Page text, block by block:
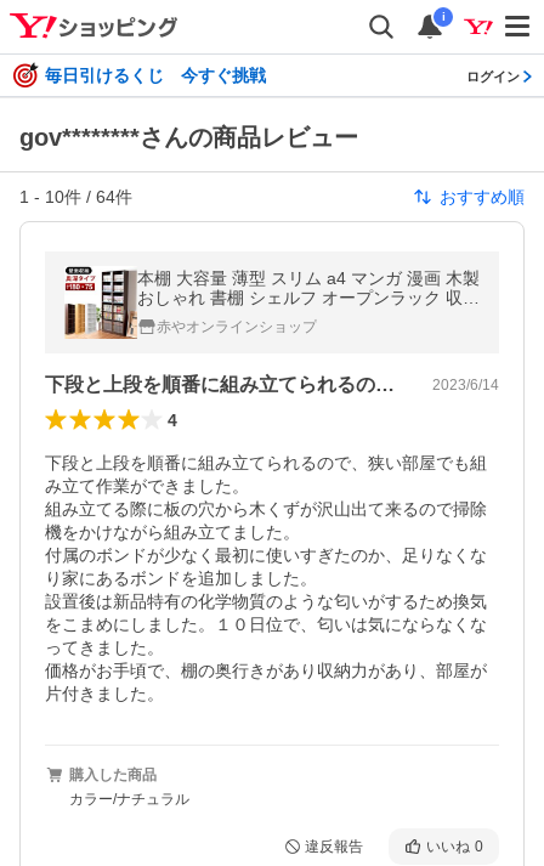
i
毎日引けるくじ 今すぐ挑戦 ログイン
gov********さんの商品レビュー
1 - 10件 / 64件 おすすめ順
本棚 大容量 薄型 スリム a4 マンガ 漫画 木製
おしゃれ 書棚 シェルフ オープンラック 収納
北欧 安い 子供 75cm幅 おすすめ 分割組立て
2列収納 a4
赤やオンラインショップ
下段と上段を順番に組み立てられるので、… 2023/6/14
4
下段と上段を順番に組み立てられるので、狭い部屋でも組
み立て作業ができました。
組み立てる際に板の穴から木くずが沢山出て来るので掃除
機をかけながら組み立てました。
付属のボンドが少なく最初に使いすぎたのか、足りなくな
り家にあるボンドを追加しました。
設置後は新品特有の化学物質のような匂いがするため換気
をこまめにしました。１０日位で、匂いは気にならなくな
ってきました。
価格がお手頃で、棚の奥行きがあり収納力があり、部屋が
片付きました。
購入した商品
カラー/ナチュラル
違反報告 いいね 0